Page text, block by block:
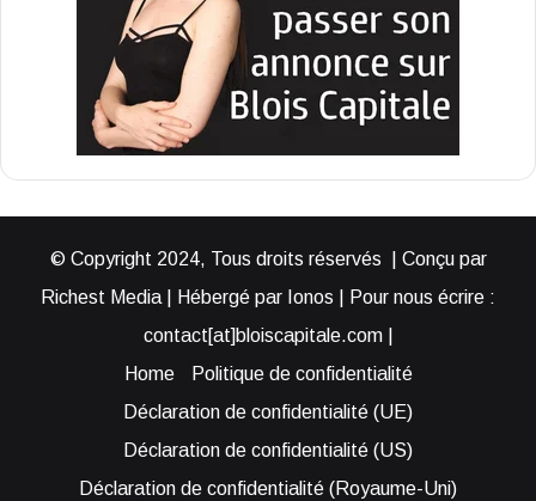
© Copyright 2024, Tous droits réservés | Conçu par
Richest Media | Hébergé par Ionos | Pour nous écrire :
contact[at]bloiscapitale.com |
Home
Politique de confidentialité
Déclaration de confidentialité (UE)
Déclaration de confidentialité (US)
Déclaration de confidentialité (Royaume-Uni)